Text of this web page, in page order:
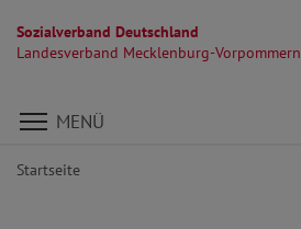
Sozialverband Deutschland
Landesverband Mecklenburg-Vorpommern
Direkt zu den Inhalten springen
MENÜ
Startseite